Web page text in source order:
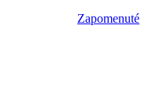
Zapomenuté